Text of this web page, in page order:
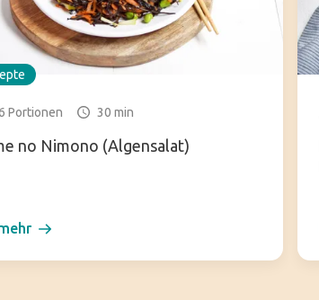
Portionen 30 min
no Nimono (Algensalat)